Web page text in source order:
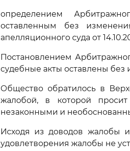
определением
оставленным без
апелляционного суда от
Постановлением
судебные акты оставлены без
Общество обратилось в
жалобой, в которой
незаконными и
Исходя из доводов жалобы
удовлетворения жалобы не